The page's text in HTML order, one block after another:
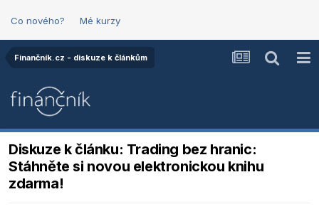
Co nového? Mé kurzy
Finančník.cz - diskuze k článkům
Diskuze k článku: Trading bez hranic:
Stáhněte si novou elektronickou knihu
zdarma!